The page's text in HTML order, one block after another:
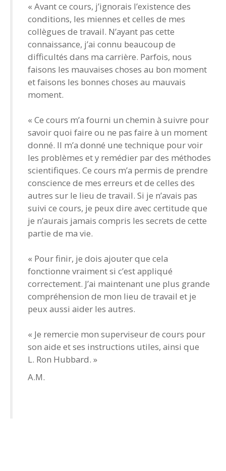
« Avant ce cours, j’ignorais l’existence des
conditions, les miennes et celles de mes
collègues de travail. N’ayant pas cette
connaissance, j’ai connu beaucoup de
difficultés dans ma carrière. Parfois, nous
faisons les mauvaises choses au bon moment
et faisons les bonnes choses au mauvais
moment.
« Ce cours m’a fourni un chemin à suivre pour
savoir quoi faire ou ne pas faire à un moment
donné. Il m’a donné une technique pour voir
les problèmes et y remédier par des méthodes
scientifiques. Ce cours m’a permis de prendre
conscience de mes erreurs et de celles des
autres sur le lieu de travail. Si je n’avais pas
suivi ce cours, je peux dire avec certitude que
je n’aurais jamais compris les secrets de cette
partie de ma vie.
« Pour finir, je dois ajouter que cela
fonctionne vraiment si c’est appliqué
correctement. J’ai maintenant une plus grande
compréhension de mon lieu de travail et je
peux aussi aider les autres.
« Je remercie mon superviseur de cours pour
son aide et ses instructions utiles, ainsi que
L. Ron Hubbard. »
A.M.